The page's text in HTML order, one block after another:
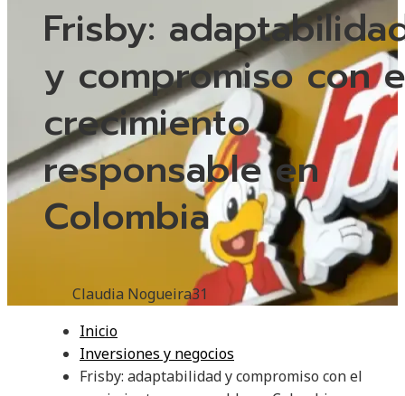
Frisby:
y compromiso con
crecimiento
responsable en
Colombia
Claudia Nogueira31
Inicio
Inversiones y negocios
Frisby: adaptabilidad y compromiso con el